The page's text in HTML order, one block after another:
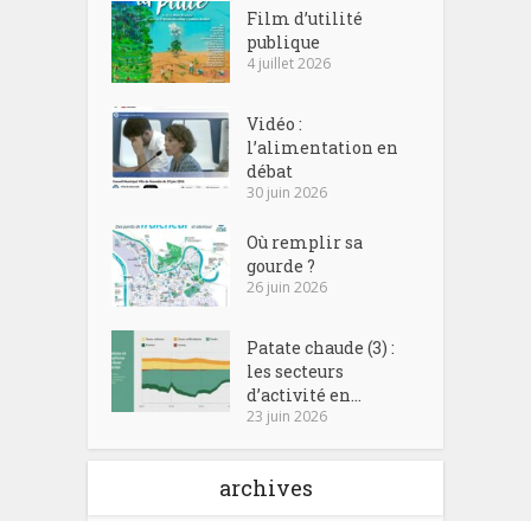
Film d’utilité
publique
4 juillet 2026
Vidéo :
l’alimentation en
débat
30 juin 2026
Où remplir sa
gourde ?
26 juin 2026
Patate chaude (3) :
les secteurs
d’activité en...
23 juin 2026
archives